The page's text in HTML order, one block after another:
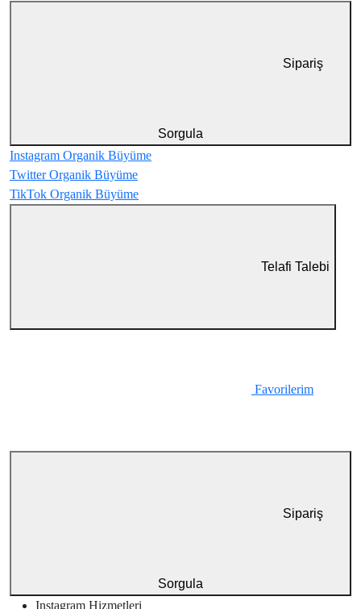
Sipariş
Sorgula
Instagram Organik Büyüme
Twitter Organik Büyüme
TikTok Organik Büyüme
Telafi Talebi
Favorilerim
Sipariş
Sorgula
Instagram Hizmetleri